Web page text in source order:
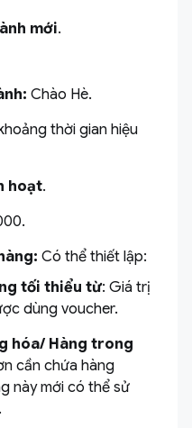
mới.
: Chào Hè.
thời gian hiệu
hoạt.
Có thể thiết lập:
tối thiểu từ: Giá trị
dùng voucher.
hóa/ Hàng trong
cần chứa hàng
này mới có thể sử